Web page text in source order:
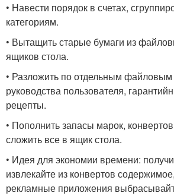
• Навести порядок в счетах,
категориям.
• Вытащить старые бумаги из
ящиков стола.
• Разложить по отдельным файловым
руководства пользователя,
рецепты.
• Пополнить запасы марок,
сложить все в ящик стола.
• Идея для экономии времени:
извлекайте из конвертов
рекламные приложения